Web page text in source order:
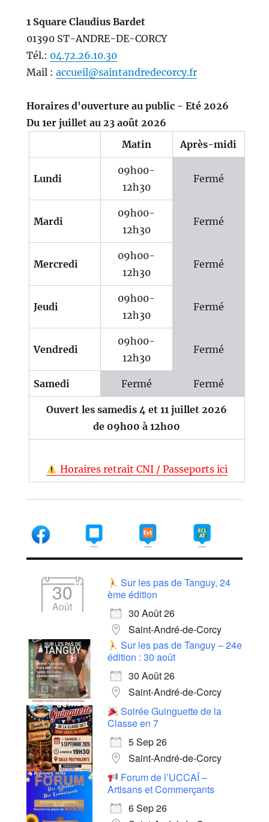
1 Square Claudius Bardet
01390 ST-ANDRE-DE-CORCY
Tél.: 04.72.26.10.30
Mail : accueil@saintandredecorcy.fr
Horaires d'ouverture au public - Eté 2026
Du 1er juillet au 23 août 2026
Matin
Après-midi
Lundi
09h00-
12h30
Fermé
Mardi
09h00-
12h30
Fermé
Mercredi
09h00-
12h30
Fermé
Jeudi
09h00-
12h30
Fermé
Vendredi
09h00-
12h30
Fermé
Samedi Fermé Fermé
Ouvert les samedis 4 et 11 juillet 2026
de 09h00 à 12h00
Horaires retrait CNI / Passeports ici
30
Août
Sur les pas de Tanguy, 24
ème édition
30 Août 26
Saint-André-de-Corcy
Sur les pas de Tanguy – 24e
édition : 30 août
30 Août 26
Saint-André-de-Corcy
Soirée Guinguette de la
Classe en 7
5 Sep 26
Saint-André-de-Corcy
Forum de l’UCCAÏ –
Artisans et Commerçants
6 Sep 26